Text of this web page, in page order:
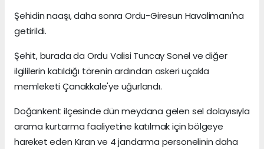
Şehidin naaşı, daha sonra Ordu-Giresun Havalimanı'na
getirildi.
Şehit, burada da Ordu Valisi Tuncay Sonel ve diğer
ilgililerin katıldığı törenin ardından askeri uçakla
memleketi Çanakkale'ye uğurlandı.
Doğankent ilçesinde dün meydana gelen sel dolayısıyla
arama kurtarma faaliyetine katılmak için bölgeye
hareket eden Kıran ve 4 jandarma personelinin daha